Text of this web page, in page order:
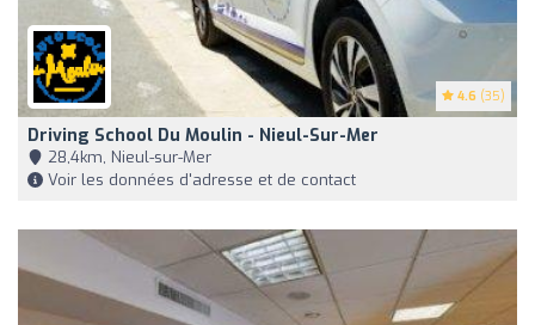
4.6 (35)
Driving School Du Moulin - Nieul-Sur-Mer
28,4km, Nieul-sur-Mer
Voir les données d'adresse et de contact